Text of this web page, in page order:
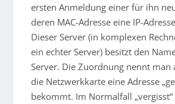
ersten Anmeldung einer für ihn
deren MAC-Adresse eine IP-
Dieser Server (in komplexen
ein echter Server) besitzt den
Server. Die Zuordnung nennt man
die Netzwerkkarte eine Adresse
bekommt. Im Normalfall „vergisst“